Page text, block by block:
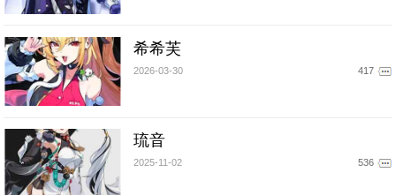
希希芙
2026-03-30 417
琉音
2025-11-02 536